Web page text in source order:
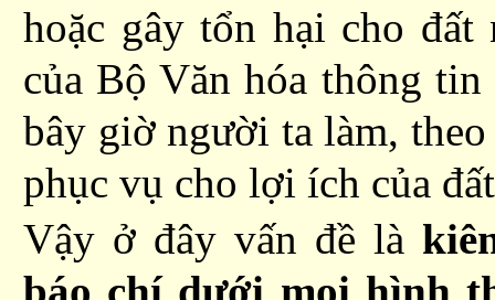
hoặc gây tổn hại cho
của Bộ Văn hóa thông
bây giờ người ta làm,
phục vụ cho lợi ích của
Vậy ở đây vấn đề là